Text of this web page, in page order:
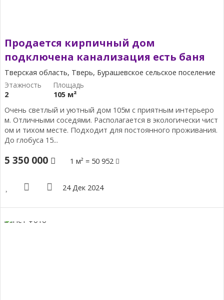
Продается кирпичный дом
подключена канализация есть баня
Тверская область, Тверь, Бурашевское сельское поселение
2
105 м²
Очень светлый и уютный дом 105м с приятным интерьеро
м. Отличными соседями. Располагается в экологически чист
ом и тихом месте. Подходит для постоянного проживания.
До глобуса 15...
5 350 000 1 м² = 50 952
24 Дек 2024